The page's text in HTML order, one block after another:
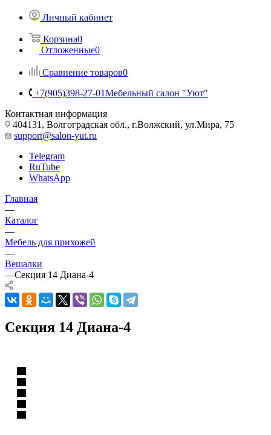
Личный кабинет
Корзина0
Отложенные0
Сравнение товаров0
+7(905)398-27-01Мебельный салон "Уют"
Контактная информация
404131, Волгоградская обл., г.Волжский, ул.Мира, 75
support@salon-yut.ru
Telegram
RuTube
WhatsApp
Главная
—
Каталог
—
Мебель для прихожей
—
Вешалки
—Секция 14 Диана-4
Секция 14 Диана-4